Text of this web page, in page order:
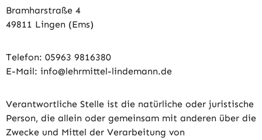
Bramharstraße 4
49811 Lingen (Ems)
Telefon: 05963 9816380
E-Mail: info@lehrmittel-lindemann.de
Verantwortliche Stelle ist die natürliche oder juristische
Person, die allein oder gemeinsam mit anderen über die
Zwecke und Mittel der Verarbeitung von